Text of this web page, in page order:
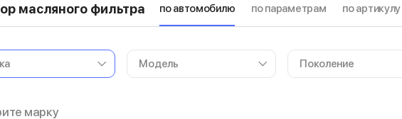
масляного фильтра по автомобилю по параметрам по артикулу
марку